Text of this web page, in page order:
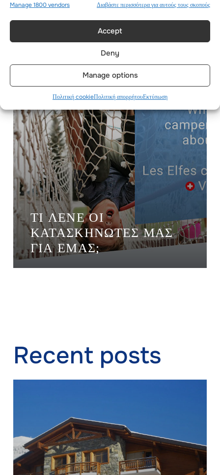
Manage 1800 vendors Διαβάστε περισσότερα για αυτούς τους σκοπούς
Accept
Deny
Manage options
Πολιτική cookieΠολιτική απορρήτουΕκτύπωση
ΣΤΗΝ ΕΛΒΕΤΊΑ;
ΤΙ ΛΈΝΕ ΟΙ
ΚΑΤΑΣΚΗΝΩΤΈΣ ΜΑΣ
ΓΙΑ ΕΜΆΣ;
Recent posts